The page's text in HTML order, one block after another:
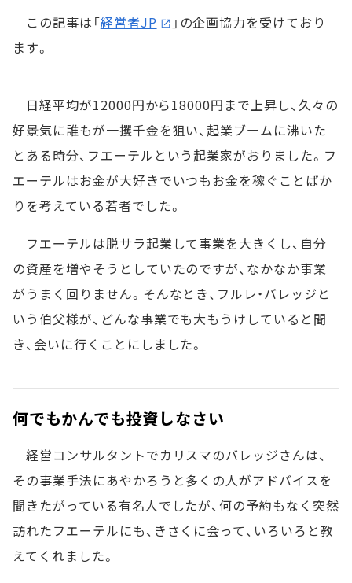
この記事は「経営者JP
」の企画協力を受けており
ます。
日経平均が12000円から18000円まで上昇し、久々の
好景気に誰もが一攫千金を狙い、起業ブームに沸いた
とある時分、フエーテルという起業家がおりました。フ
エーテルはお金が大好きでいつもお金を稼ぐことばか
りを考えている若者でした。
フエーテルは脱サラ起業して事業を大きくし、自分
の資産を増やそうとしていたのですが、なかなか事業
がうまく回りません。そんなとき、フルレ・バレッジと
いう伯父様が、どんな事業でも大もうけしていると聞
き、会いに行くことにしました。
何でもかんでも投資しなさい
経営コンサルタントでカリスマのバレッジさんは、
その事業手法にあやかろうと多くの人がアドバイスを
聞きたがっている有名人でしたが、何の予約もなく突然
訪れたフエーテルにも、きさくに会って、いろいろと教
えてくれました。